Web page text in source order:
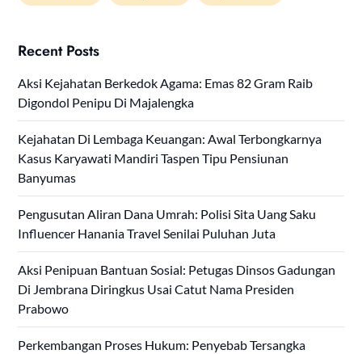
Recent Posts
Aksi Kejahatan Berkedok Agama: Emas 82 Gram Raib
Digondol Penipu Di Majalengka
Kejahatan Di Lembaga Keuangan: Awal Terbongkarnya
Kasus Karyawati Mandiri Taspen Tipu Pensiunan
Banyumas
Pengusutan Aliran Dana Umrah: Polisi Sita Uang Saku
Influencer Hanania Travel Senilai Puluhan Juta
Aksi Penipuan Bantuan Sosial: Petugas Dinsos Gadungan
Di Jembrana Diringkus Usai Catut Nama Presiden
Prabowo
Perkembangan Proses Hukum: Penyebab Tersangka